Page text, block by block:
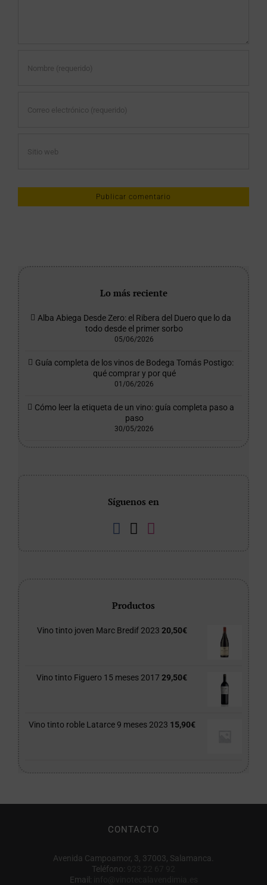
Lo más reciente
Alba Abiega Desde Zero: el Ribera del Duero que lo da
todo desde el primer sorbo
05/06/2026
Guía completa de los vinos de Bodega Tomás Postigo:
qué comprar y por qué
01/06/2026
Cómo leer la etiqueta de un vino: guía completa paso a
paso
30/05/2026
Síguenos en
Productos
Vino tinto joven Marc Bredif 2023 20,50€
Vino tinto Figuero 15 meses 2017 29,50€
Vino tinto roble Latarce 9 meses 2023 15,90€
CONTACTO
Avenida Campoamor, 3, 37003, Salamanca.
Teléfono:
Email: